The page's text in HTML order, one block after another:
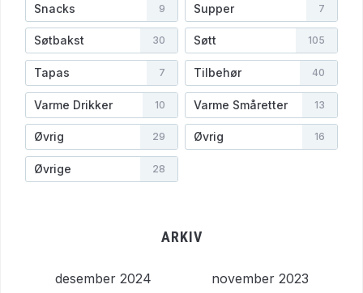
Snacks 9 Supper 7
Søtbakst 30 Søtt 105
Tapas 7 Tilbehør 40
Varme Drikker 10 Varme Småretter 13
Øvrig 29 Øvrig 16
Øvrige 28
ARKIV
desember 2024
november 2023